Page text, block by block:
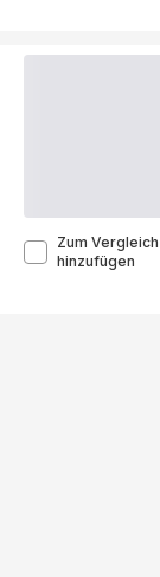
Zum Vergleich
hinzufügen